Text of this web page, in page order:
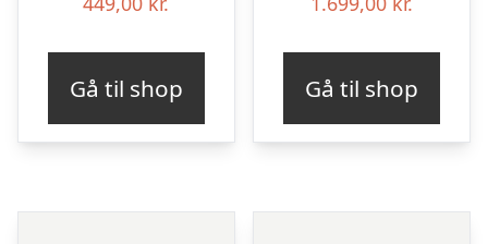
Gå til shop Gå til shop